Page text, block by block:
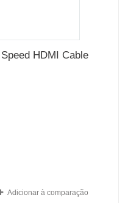
HDMI Cable
Adicionar à comparação